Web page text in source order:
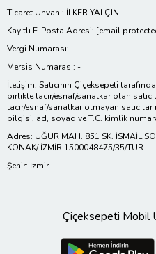
Ticaret Ünvanı: İLKER YALÇIN
Kayıtlı E-Posta Adresi: [email
Vergi Numarası: -
Mersis Numarası: -
İletişim: Satıcının Çiçeksepeti
birlikte tacir/esnaf/sanatkar olan
tacir/esnaf/sanatkar olmayan
bilgisi, ad, soyad ve T.C. kimlik
Adres: UĞUR MAH. 851 SK. İSMAİL
KONAK/ İZMİR 1500048475/35/TUR
Şehir: İzmir
Çiçeksepeti Mobil